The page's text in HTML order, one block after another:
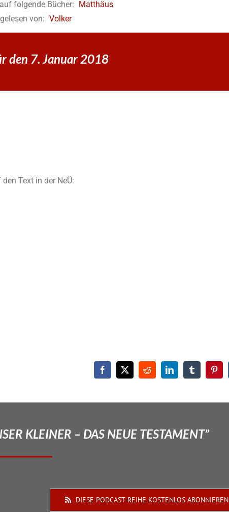
folgende Bücher: Matthäus
von: Volker
den 7. Januar 2018
Text in der NeÜ:
KLEINER – DAS NEUE TESTAMENT”
DIESE PODCAST-REIHE KOSTENLOS ABONNIEREN